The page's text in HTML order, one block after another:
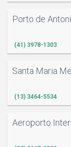
Porto de
(41) 3978-1303
Santa Maria
(13) 3464-5534
Aeroporto